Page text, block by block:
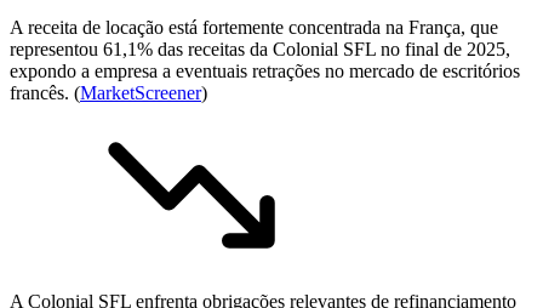
A receita de locação está fortemente concentrada na França, que
representou 61,1% das receitas da Colonial SFL no final de 2025,
expondo a empresa a eventuais retrações no mercado de escritórios
francês. (MarketScreener)
A Colonial SFL enfrenta obrigações relevantes de refinanciamento